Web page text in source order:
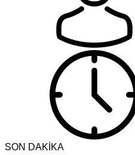
SON DAKİKA